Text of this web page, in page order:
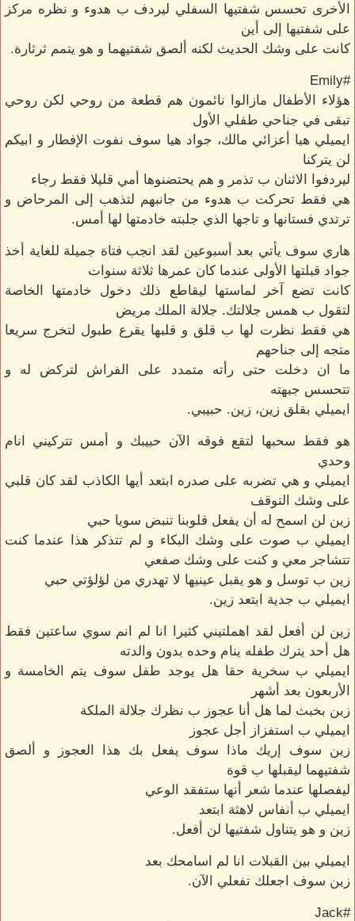
الأخرى تحسس شفتيها السفلي ليردف ب هدوء و نظره مركز
على شفتيها إلى أين
كانت على وشك الحديث لكنه ألصق شفتيهما و هو يتمم ثرثارة.
#Emily
هؤلاء الأطفال مازالوا نائمون هم قطعة من روحي لكن روحي
تبقى في جناحي طفلي الأول
ايميلي هيا أعزائي مالك، جواد هيا سوف نفوت الإفطار و ابيكم
لن يتركنا
ليردفوا الاثنان ب تذمر و هم يحتضنوها أمي قليلا فقط رجاء
هي فقط تحركت ب هدوء من جانبهم لتذهب إلى المرحاض و
ترتدي فستانها و تاجها الذي جلبته خادمتها لها أمس.
هاري سوف يأتي بعد أسبوعين لقد انجب فتاة جميلة للغاية أخذ
جواد قبلتها الأولى عندما كان عمرها ثلاثة سنوات
كانت تضع آخر لماستها ليقاطع ذلك دخول خادمتها الخاصة
لتقول ب همس جلالتك. جلالة الملك مريض
هي فقط نظرت لها ب قلق و قلبها يقرع طبول لتخرج سريعا
متجه إلى جناحهم
ما ان دخلت حتى رأته متمدد على الفراش لتركض له و
تتحسس جبهته
ايميلي بقلق زين، زين. حبيبي.
هو فقط سحبها لتقع فوقه الآن حبيبك و أمس تتركيني انام
وحدي
ايميلي و هي تضربه على صدره ابتعد أيها الكاذب لقد كان قلبي
على وشك التوقف
زين لن اسمح له أن يفعل قلوبنا تنبض سويا حبي
ايميلي ب صوت على وشك البكاء و لم تتذكر هذا عندما كنت
تتشاجر معي و كنت على وشك صفعي
زين ب توسل و هو يقبل عينيها لا تهدري من لؤلؤتي حبي
ايميلي ب جدية ابتعد زين.
زين لن أفعل لقد اهملتيني كثيرا انا لم انم سوي ساعتين فقط
هل أحد يترك طفله ينام وحده بدون والدته
ايميلي ب سخرية حقا هل يوجد طفل سوف يتم الخامسة و
الأربعون بعد أشهر
زين بخبث لما هل أنا عجوز ب نظرك جلالة الملكة
ايميلي ب استفزاز أجل عجوز
زين سوف إريك ماذا سوف يفعل بك هذا العجوز و ألصق
شفتيهما ليقبلها ب قوة
ليفصلها عندما شعر أنها ستفقد الوعي
ايميلي ب أنفاس لاهثة ابتعد
زين و هو يتناول شفتيها لن أفعل.
ايميلي بين القبلات انا لم اسامحك بعد
زين سوف اجعلك تفعلي الآن.
#Jack